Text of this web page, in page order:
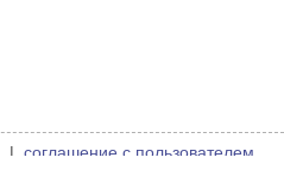
| соглашение с пользователем